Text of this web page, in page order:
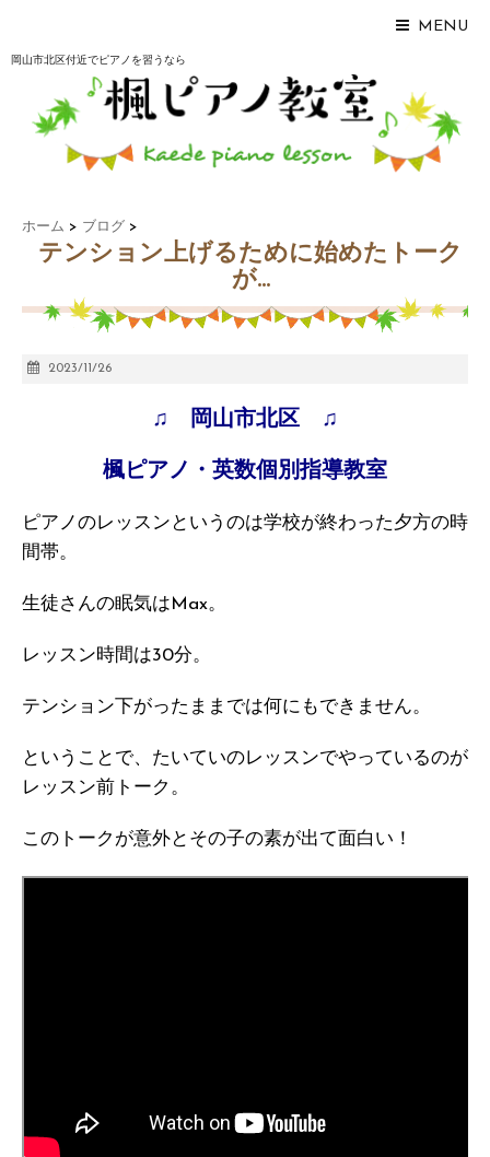
MENU
岡山市北区付近でピアノを習うなら
ホーム > ブログ >
テンション上げるために始めたトーク
が…
2023/11/26
♫ 岡山市北区 ♫
楓ピアノ・英数個別指導教室
ピアノのレッスンというのは学校が終わった夕方の時
間帯。
生徒さんの眠気はMax。
レッスン時間は30分。
テンション下がったままでは何にもできません。
ということで、たいていのレッスンでやっているのが
レッスン前トーク。
このトークが意外とその子の素が出て面白い！